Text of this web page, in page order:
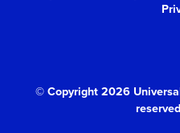
© Copyright 2026